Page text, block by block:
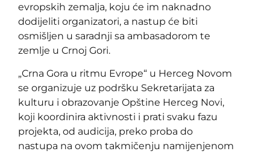
evropskih zemalja, koju će im naknadno
dodijeliti organizatori, a nastup će biti
osmišljen u saradnji sa ambasadorom te
zemlje u Crnoj Gori.
„Crna Gora u ritmu Evrope“ u Herceg Novom
se organizuje uz podršku Sekretarijata za
kulturu i obrazovanje Opštine Herceg Novi,
koji koordinira aktivnosti i prati svaku fazu
projekta, od audicija, preko proba do
nastupa na ovom takmičenju namijenjenom